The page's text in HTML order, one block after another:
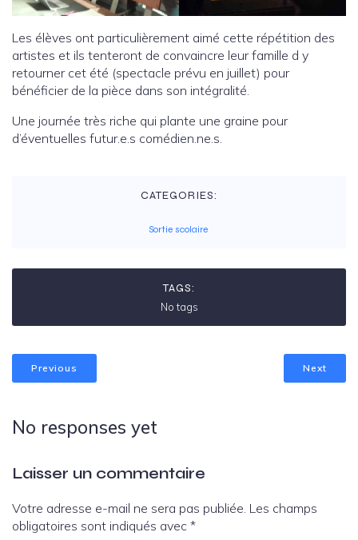
Les élèves ont particulièrement aimé cette répétition des
artistes et ils tenteront de convaincre leur famille d y
retourner cet été (spectacle prévu en juillet) pour
bénéficier de la pièce dans son intégralité.
Une journée très riche qui plante une graine pour
d’éventuelles futur.e.s comédien.ne.s.
CATEGORIES:
Sortie scolaire
TAGS:
No tags
Previous Next
No responses yet
Laisser un commentaire
Votre adresse e-mail ne sera pas publiée. Les champs
obligatoires sont indiqués avec *